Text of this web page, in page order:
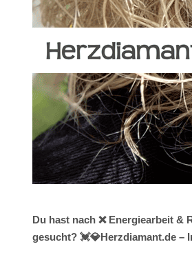
Du hast nach ❌ Energiearbeit
gesucht? 💓️💎Herzdiamant.de –